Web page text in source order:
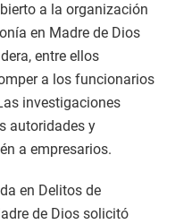
a la organización
en Madre de Dios
entre ellos
a los funcionarios
investigaciones
autoridades y
a empresarios.
en Delitos de
de Dios solicitó